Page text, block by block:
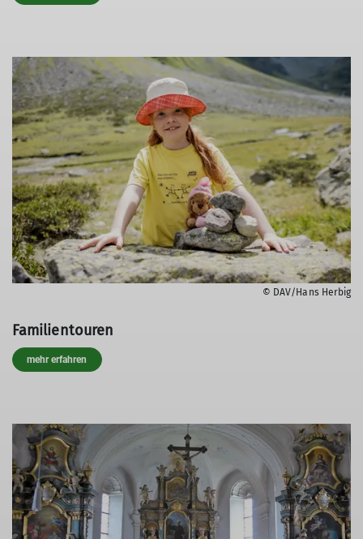
© DAV/Hans Herbig
Familientouren
mehr erfahren